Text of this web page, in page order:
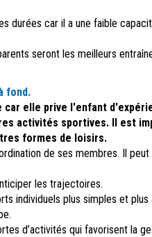
durées car il a une faible
seront les meilleurs
fond.
elle prive l'enfant
activités sportives. Il est
formes de loisirs.
de ses membres. Il peut
les trajectoires.
individuels plus simples et plus
d’activités qui favorisent la